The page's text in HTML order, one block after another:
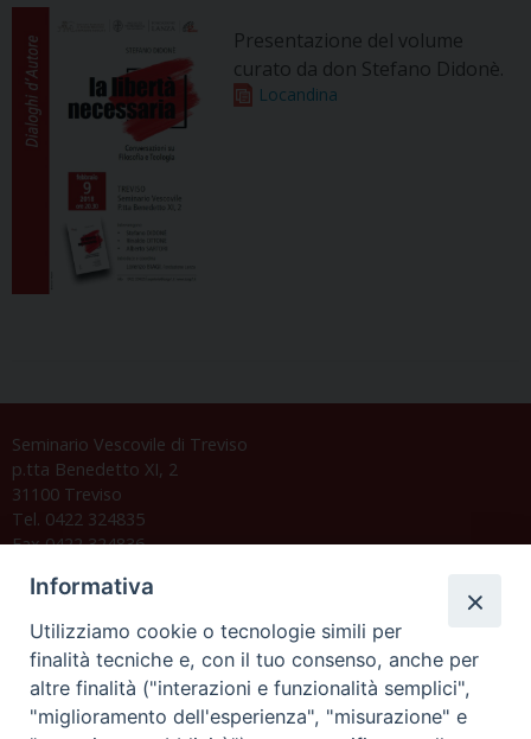
Presentazione del volume
curato da don Stefano Didonè.
Locandina
Seminario Vescovile di Treviso
p.tta Benedetto XI, 2
31100 Treviso
Tel. 0422 324835
Fax 0422 324836
C.F. 94004060268
Orario di segreteria
Informativa
Utilizziamo cookie o tecnologie simili per
finalità tecniche e, con il tuo consenso, anche per
altre finalità ("interazioni e funzionalità semplici",
"miglioramento dell'esperienza", "misurazione" e